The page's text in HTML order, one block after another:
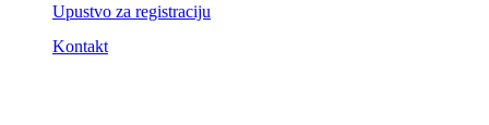
Upustvo za registraciju
Kontakt